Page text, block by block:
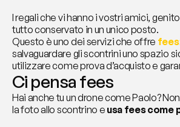
I regali che vi hanno i vostri amici,
tutto conservato in un unico posto.
Questo è uno dei servizi che offre fees
salvaguardare gli scontrini uno spazio
utilizzare come prova d’acquisto e
Ci pensa fees
Hai anche tu un drone come Paolo?
la foto allo scontrino e usa fees come